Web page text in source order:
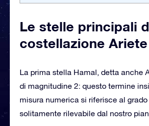
Le stelle principali
costellazione Ariete
La prima stella Hamal, detta anche
di magnitudine 2: questo termine
misura numerica si riferisce al
solitamente rilevabile dal nostro